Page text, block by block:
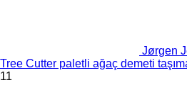
Jørgen
Tree Cutter paletli ağaç demeti
11